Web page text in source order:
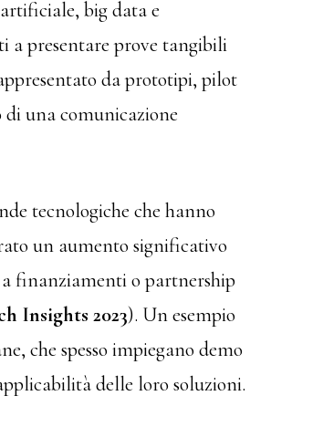
big data e
a presentare prove tangibili
da prototipi, pilot
una comunicazione
tecnologiche che hanno
un aumento significativo
finanziamenti o partnership
Insights 2023). Un esempio
che spesso impiegano demo
delle loro soluzioni.